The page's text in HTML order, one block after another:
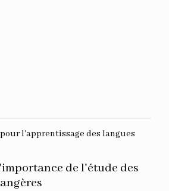
l'apprentissage des langues
de l'étude des